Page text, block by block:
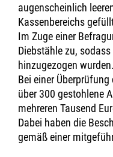
augenscheinlich
Kassenbereichs
Im Zuge einer
Diebstähle zu,
hinzugezogen wurden.
Bei einer Überprüfung
über 300 gestohlene
mehreren Tausend
Dabei haben die
gemäß einer